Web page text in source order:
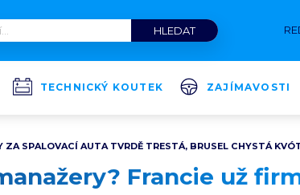
TECHNICKÝ KOUTEK ZAJÍMAVOSTI
ZA SPALOVACÍ AUTA TVRDĚ TRESTÁ, BRUSEL CHYSTÁ
Francie už